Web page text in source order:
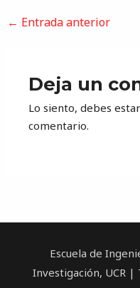
← Entrada anterior
Deja un
Lo siento, debes
comentario.
Escuela de
Investigación, UCR